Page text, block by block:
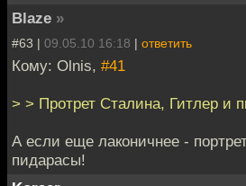
Blaze »
#63 | 09.05.10 16:18 | ответить
Кому: Olnis, #41
> > Протрет Сталина, Гитлер и
А если еще лаконичнее -
пидарасы!